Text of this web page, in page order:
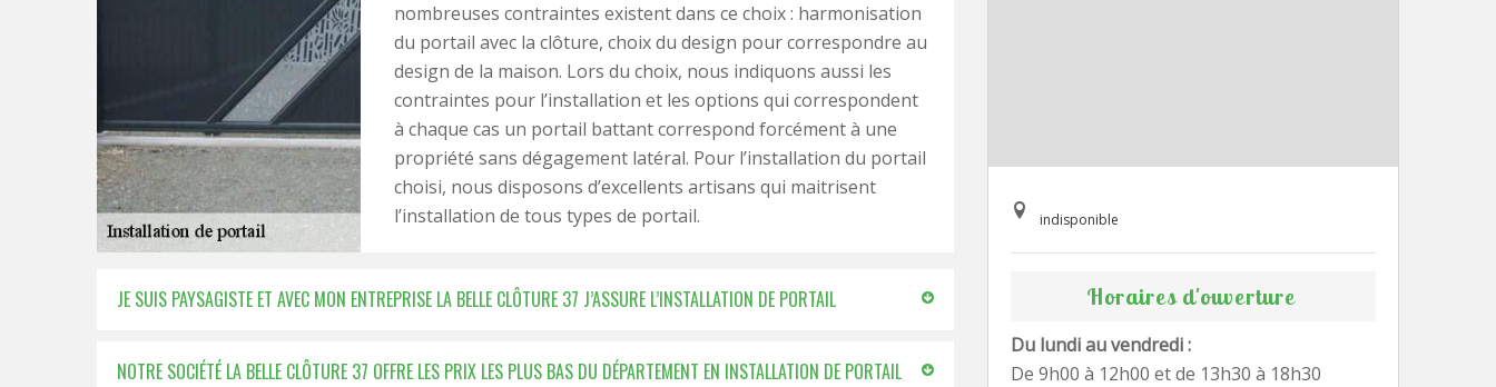
nombreuses contraintes existent dans ce choix : harmonisation
du portail avec la clôture, choix du design pour correspondre au
design de la maison. Lors du choix, nous indiquons aussi les
contraintes pour l’installation et les options qui correspondent
à chaque cas un portail battant correspond forcément à une
propriété sans dégagement latéral. Pour l’installation du portail
choisi, nous disposons d’excellents artisans qui maitrisent
l’installation de tous types de portail.
JE SUIS PAYSAGISTE ET AVEC MON ENTREPRISE LA BELLE CLÔTURE 37 J’ASSURE L’INSTALLATION DE PORTAIL
NOTRE SOCIÉTÉ LA BELLE CLÔTURE 37 OFFRE LES PRIX LES PLUS BAS DU DÉPARTEMENT EN INSTALLATION DE PORTAIL
indisponible
Horaires d'ouverture
Du lundi au vendredi :
De 9h00 à 12h00 et de 13h30 à 18h30